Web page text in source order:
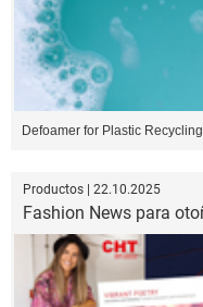
Defoamer for Plastic Recycling
Productos | 22.10.2025
Fashion News para